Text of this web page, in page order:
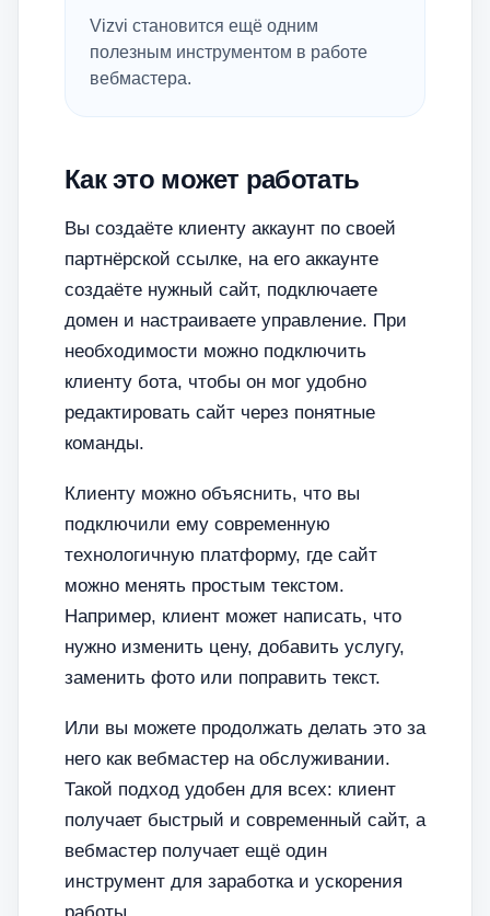
Vizvi становится ещё одним
полезным инструментом в работе
вебмастера.
Как это может работать
Вы создаёте клиенту аккаунт по своей
партнёрской ссылке, на его аккаунте
создаёте нужный сайт, подключаете
домен и настраиваете управление. При
необходимости можно подключить
клиенту бота, чтобы он мог удобно
редактировать сайт через понятные
команды.
Клиенту можно объяснить, что вы
подключили ему современную
технологичную платформу, где сайт
можно менять простым текстом.
Например, клиент может написать, что
нужно изменить цену, добавить услугу,
заменить фото или поправить текст.
Или вы можете продолжать делать это за
него как вебмастер на обслуживании.
Такой подход удобен для всех: клиент
получает быстрый и современный сайт, а
вебмастер получает ещё один
инструмент для заработка и ускорения
работы.